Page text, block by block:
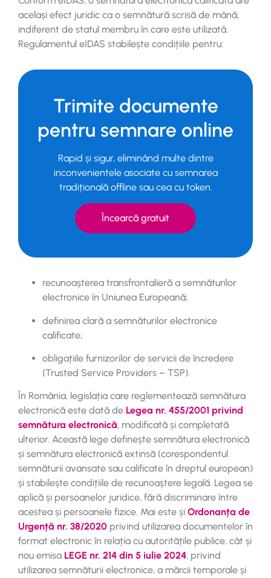
același efect juridic ca o semnătură scrisă de mână,
indiferent de statul membru în care este utilizată.
Regulamentul eIDAS stabilește condițiile pentru:
Trimite documente
pentru semnare online
Rapid și sigur, eliminând multe dintre
inconvenientele asociate cu semnarea
tradițională offline sau cea cu token.
Încearcă gratuit
recunoașterea transfrontalieră a semnăturilor
electronice în Uniunea Europeană;
definirea clară a semnăturilor electronice
calificate;
obligațiile furnizorilor de servicii de încredere
(Trusted Service Providers – TSP).
În România, legislația care reglementează semnătura
electronică este dată de Legea nr. 455/2001 privind
semnătura electronică, modificată și completată
ulterior. Această lege definește semnătura electronică
și semnătura electronică extinsă (corespondentul
semnăturii avansate sau calificate în dreptul european)
și stabilește condițiile de recunoaștere legală. Legea se
aplică și persoanelor juridice, fără discriminare între
acestea și persoanele fizice. Mai este și Ordonanța de
Urgență nr. 38/2020 privind utilizarea documentelor în
format electronic în relația cu autoritățile publice, cât și
nou emisa LEGE nr. 214 din 5 iulie 2024, privind
utilizarea semnăturii electronice, a mărcii temporale și